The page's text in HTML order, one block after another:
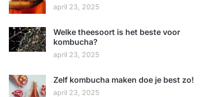
april 23, 2025
Welke theesoort is het beste voor
kombucha?
april 23, 2025
Zelf kombucha maken doe je best zo!
april 23, 2025